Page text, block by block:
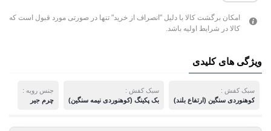
امکان برگشت کالا با دلیل "انصراف از خرید" تنها در صورتی مورد قبول است که
کالا در شرایط اولیه باشد.
ویژگی های کلیدی
سبک کفش :
کوهنوردی سنگین (ارتفاع بلند)
سبک کفش :
بک پکینگ (کوهنوردی نیمه سنگین)
جنس رویه :
چرم جیر